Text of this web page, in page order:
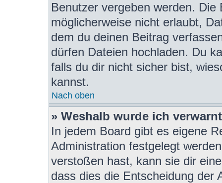
Benutzer vergeben werden.
möglicherweise nicht erlaubt,
dem du deinen Beitrag
dürfen Dateien hochladen. Du
falls du dir nicht sicher bist,
kannst.
Nach oben
» Weshalb wurde ich
In jedem Board gibt es eigene
Administration festgelegt
verstoßen hast, kann sie dir
dass dies die Entscheidung der